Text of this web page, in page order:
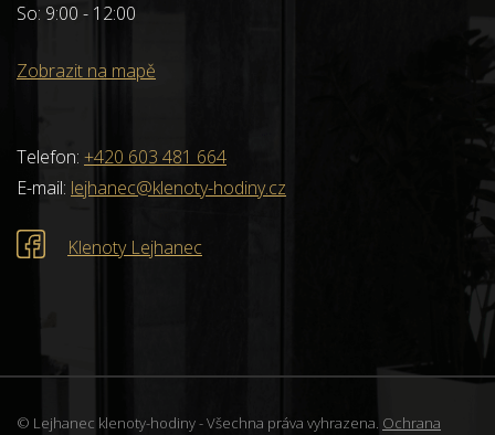
So: 9:00 - 12:00
Zobrazit na mapě
Telefon: +420 603 481 664
E-mail: lejhanec@klenoty-hodiny.cz
Klenoty Lejhanec
© Lejhanec klenoty-hodiny - Všechna práva vyhrazena. Ochrana